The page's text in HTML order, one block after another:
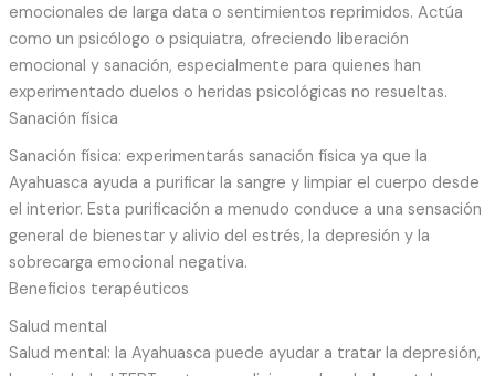
emocionales de larga data o sentimientos reprimidos. Actúa
como un psicólogo o psiquiatra, ofreciendo liberación
emocional y sanación, especialmente para quienes han
experimentado duelos o heridas psicológicas no resueltas.
Sanación física
Sanación física: experimentarás sanación física ya que la
Ayahuasca ayuda a purificar la sangre y limpiar el cuerpo desde
el interior. Esta purificación a menudo conduce a una sensación
general de bienestar y alivio del estrés, la depresión y la
sobrecarga emocional negativa.
Beneficios terapéuticos
Salud mental
Salud mental: la Ayahuasca puede ayudar a tratar la depresión,